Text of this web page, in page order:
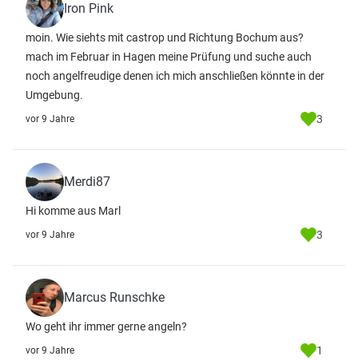
Iron Pink
moin. Wie siehts mit castrop und Richtung Bochum aus?
mach im Februar in Hagen meine Prüfung und suche auch
noch angelfreudige denen ich mich anschließen könnte in der
Umgebung.
vor 9 Jahre 3
Merdi87
Hi komme aus Marl
vor 9 Jahre 3
Marcus Runschke
Wo geht ihr immer gerne angeln?
vor 9 Jahre 1